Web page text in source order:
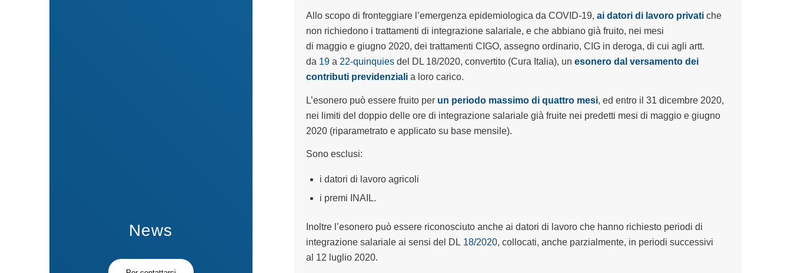
News
Allo scopo di fronteggiare l’emergenza epidemiologica da COVID-19, ai datori di lavoro privatiche
non richiedono i trattamenti di integrazione salariale, e che abbiano già fruito, nei mesi
di maggio e giugno 2020, dei trattamenti CIGO, assegno ordinario, CIG in deroga, di cui agli artt.
da 19a 22-quinquiesdel DL 18/2020, convertito (Cura Italia), un esonero dal versamento dei
contributi previdenzialia loro carico.
L’esonero può essere fruito per un periodo massimo di quattro mesi, ed entro il 31 dicembre 2020,
nei limiti del doppio delle ore di integrazione salariale già fruite nei predetti mesi di maggio e giugno
2020 (riparametrato e applicato su base mensile).
Sono esclusi:
i datori di lavoro agricoli
i premi INAIL.
Inoltre l’esonero può essere riconosciuto anche ai datori di lavoro che hanno richiesto periodi di
integrazione salariale ai sensi del DL 18/2020, collocati, anche parzialmente, in periodi successivi
al 12 luglio 2020.